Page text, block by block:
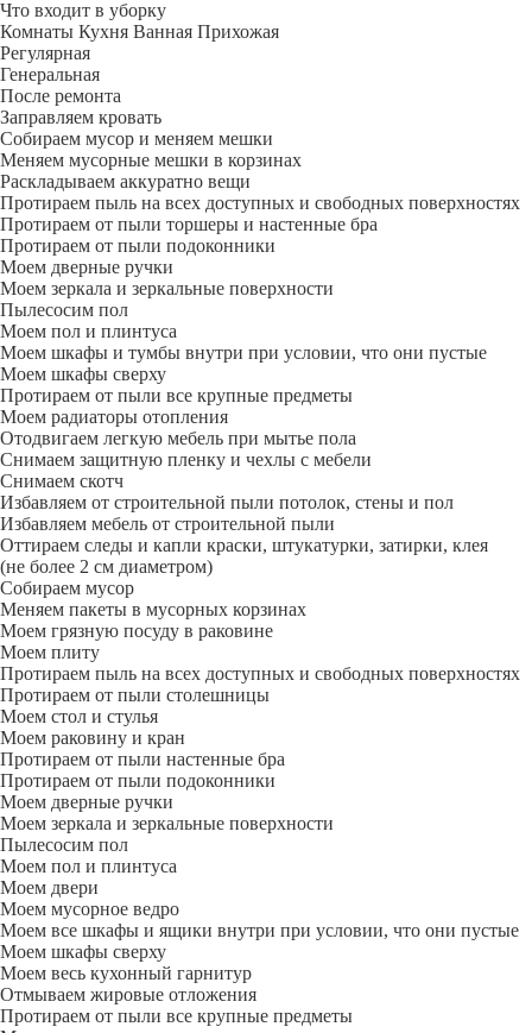
Что входит в уборку
Регу­лярная
Гене­ральная
После ремонта
Заправляем кровать
Собираем мусор и меняем мешки
Меняем мусорные мешки в корзинах
Раскладываем аккуратно вещи
Протираем пыль на всех доступных и свободных поверхностях
Протираем от пыли торшеры и настенные бра
Протираем от пыли подоконники
Моем дверные ручки
Моем зеркала и зеркальные поверхности
Пылесосим пол
Моем пол и плинтуса
Моем шкафы и тумбы внутри при условии, что они пустые
Моем шкафы сверху
Протираем от пыли все крупные предметы
Моем радиаторы отопления
Отодвигаем легкую мебель при мытье пола
Снимаем защитную пленку и чехлы с мебели
Снимаем скотч
Избавляем от строительной пыли потолок, стены и пол
Избавляем мебель от строительной пыли
Оттираем следы и капли краски, штукатурки, затирки, клея
(не более 2 см диаметром)
Собираем мусор
Меняем пакеты в мусорных корзинах
Моем грязную посуду в раковине
Моем плиту
Протираем пыль на всех доступных и свободных поверхностях
Протираем от пыли столешницы
Моем стол и стулья
Моем раковину и кран
Протираем от пыли настенные бра
Протираем от пыли подоконники
Моем дверные ручки
Моем зеркала и зеркальные поверхности
Пылесосим пол
Моем пол и плинтуса
Моем двери
Моем мусорное ведро
Моем все шкафы и ящики внутри при условии, что они пустые
Моем шкафы сверху
Моем весь кухонный гарнитур
Отмываем жировые отложения
Протираем от пыли все крупные предметы